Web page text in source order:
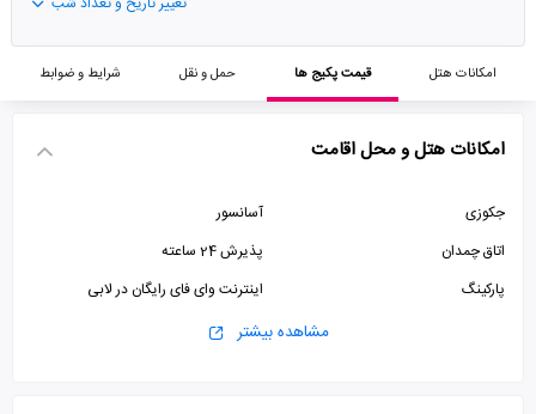
امکانات هتل قیمت پکیج ها حمل و نقل شرایط و ضوابط
امکانات هتل و محل اقامت
جکوزی
آسانسور
اتاق چمدان
پذیرش 24 ساعته
پارکینگ
اینترنت وای فای رایگان در لابی
مشاهده بیشتر